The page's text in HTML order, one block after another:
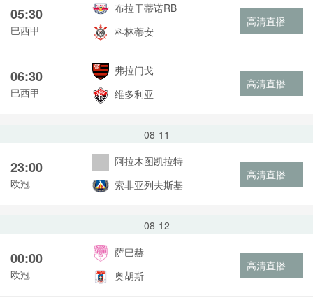
05:30
巴西甲
布拉干蒂诺RB
科林蒂安
高清直播
06:30
巴西甲
弗拉门戈
维多利亚
高清直播
08-11
23:00
欧冠
阿拉木图凯拉特
索非亚列夫斯基
高清直播
08-12
00:00
欧冠
萨巴赫
奥胡斯
高清直播